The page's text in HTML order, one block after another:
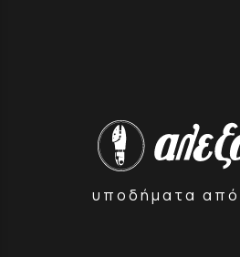
υποδήματα από